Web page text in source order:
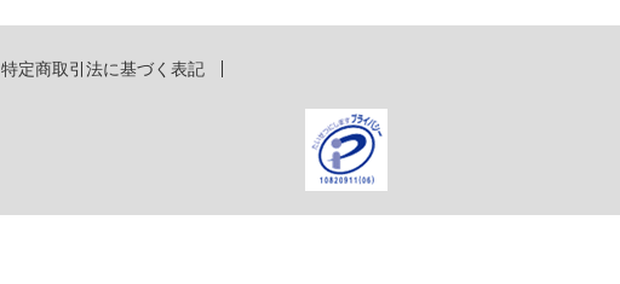
特定商取引法に基づく表記